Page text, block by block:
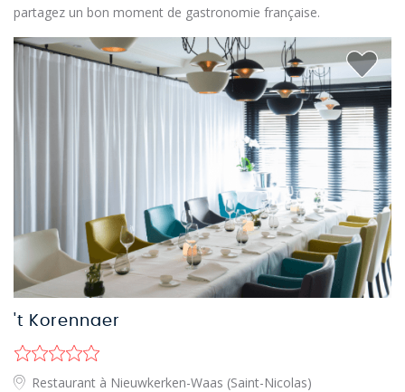
partagez un bon moment de gastronomie française.
't Korennaer
Restaurant à Nieuwkerken-Waas (Saint-Nicolas)